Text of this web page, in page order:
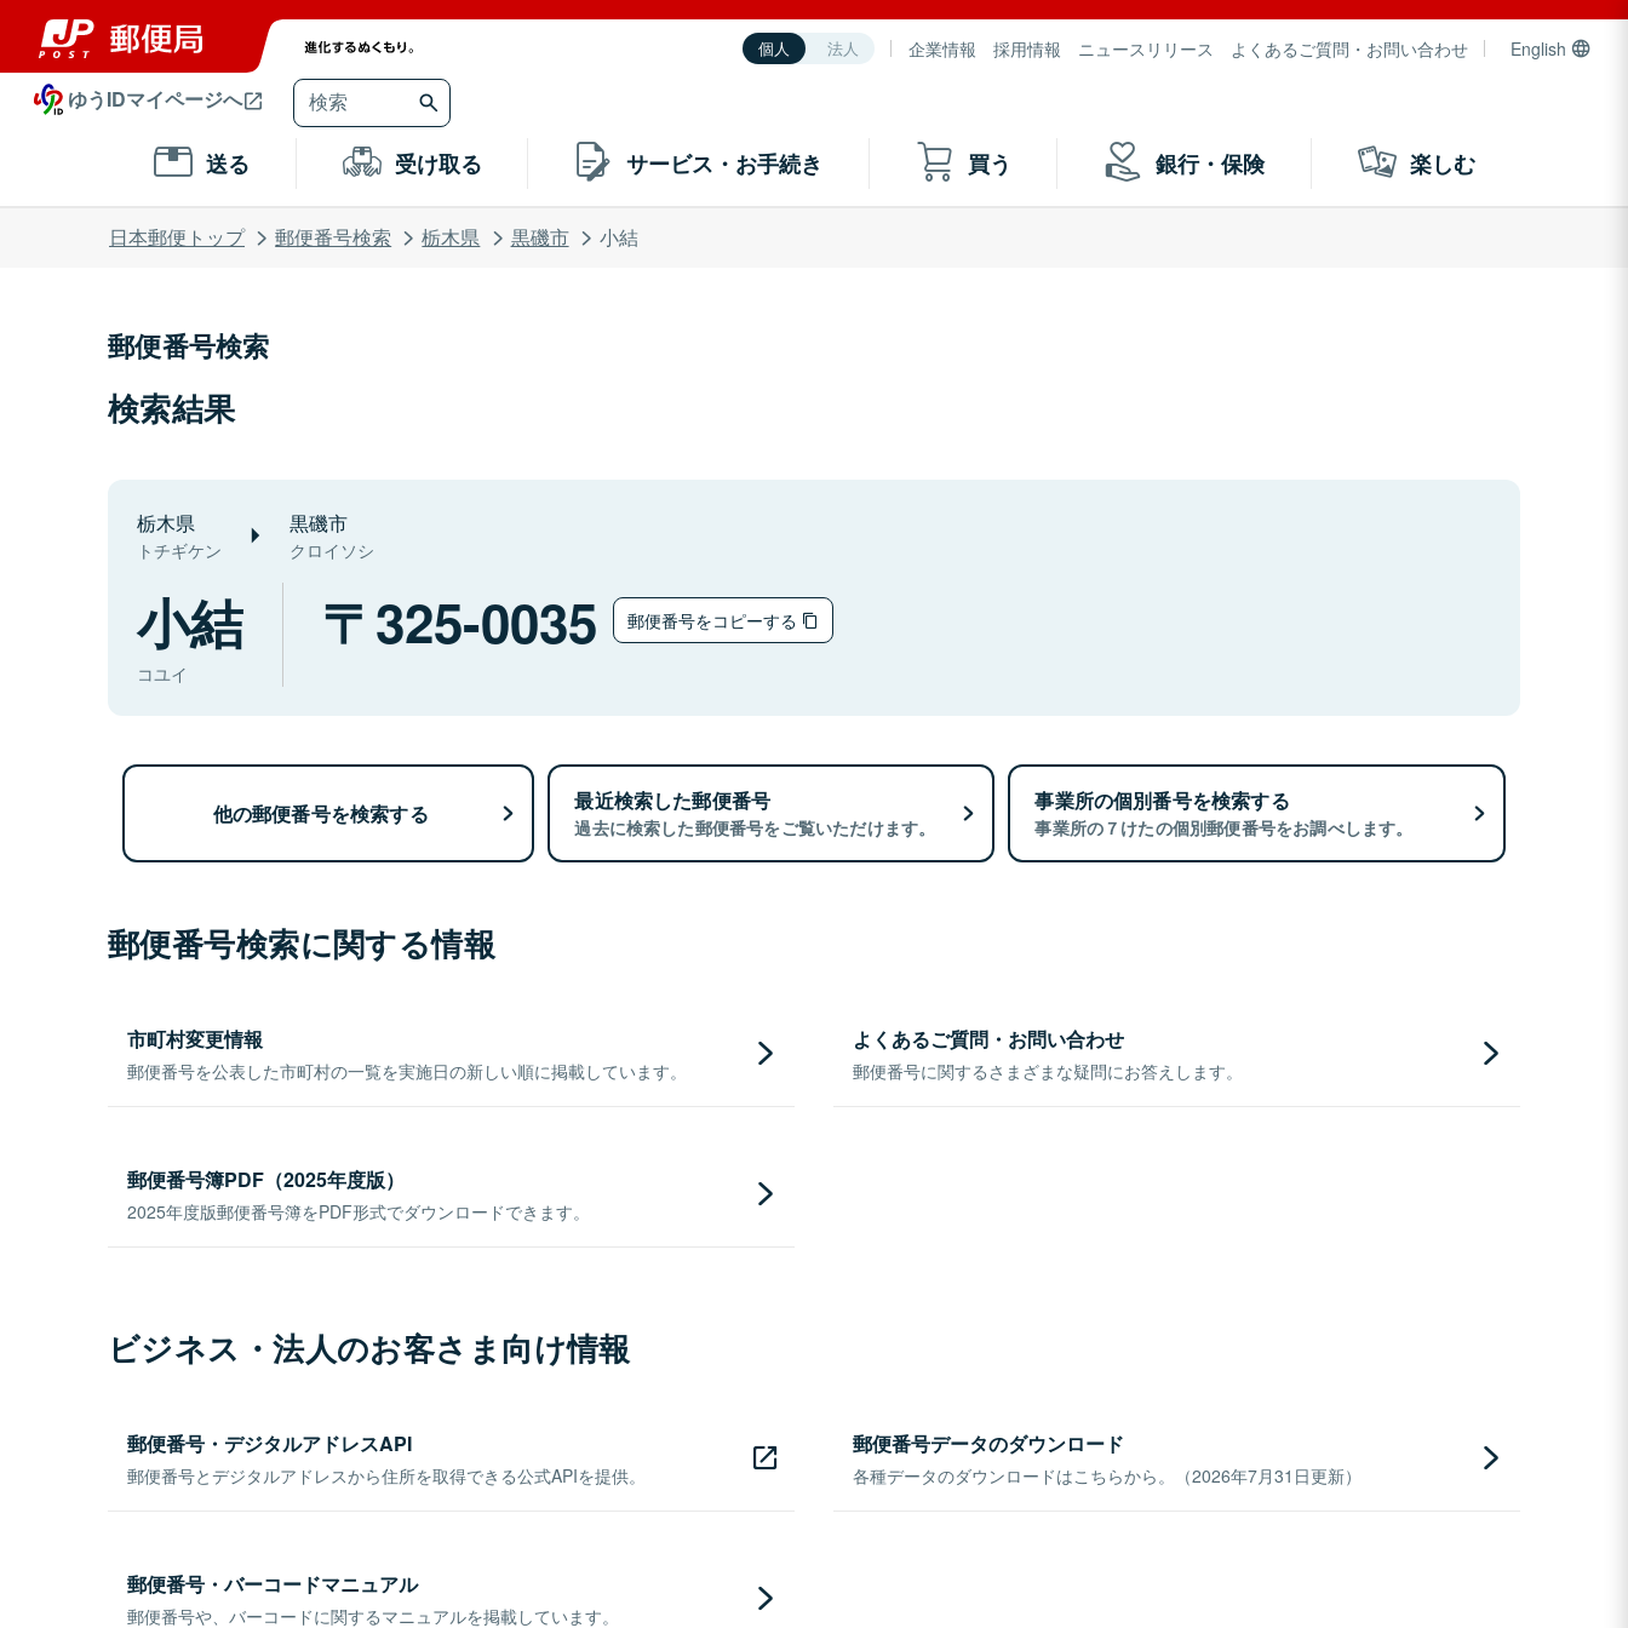
個人 法人 企業情報 採用情報 ニュースリリース よくあるご質問・お問い合わせ English
ゆうIDマイページへ
送る 受け取る サービス・お手続き 買う 銀行・保険 楽しむ
日本郵便トップ 郵便番号検索 栃木県 黒磯市 小結
郵便番号検索
検索結果
栃木県
トチギケン
黒磯市
クロイソシ
小結
コユイ
325-0035 郵便番号をコピーする
他の郵便番号を検索する 最近検索した郵便番号
過去に検索した郵便番号をご覧いただけます。
事業所の個別番号を検索する
事業所の７けたの個別郵便番号をお調べします。
郵便番号検索に関する情報
市町村変更情報
郵便番号を公表した市町村の一覧を実施日の新しい順に掲載しています。
よくあるご質問・お問い合わせ
郵便番号に関するさまざまな疑問にお答えします。
郵便番号簿PDF（2025年度版）
2025年度版郵便番号簿をPDF形式でダウンロードできます。
ビジネス・法人のお客さま向け情報
郵便番号・デジタルアドレスAPI
郵便番号とデジタルアドレスから住所を取得できる公式APIを提供。
郵便番号データのダウンロード
各種データのダウンロードはこちらから。（2026年7月31日更新）
郵便番号・バーコードマニュアル
郵便番号や、バーコードに関するマニュアルを掲載しています。